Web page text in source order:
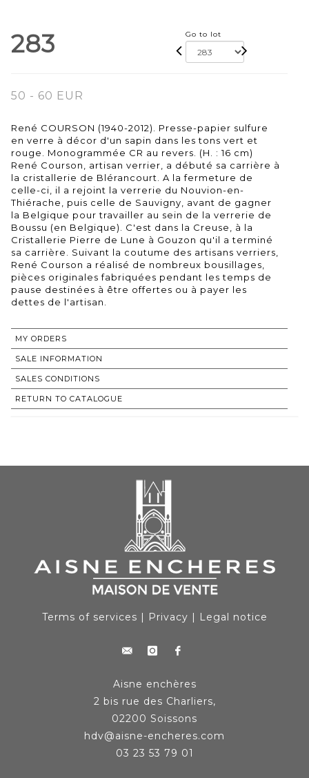
283 Go to lot
50 - 60 EUR
René COURSON (1940-2012). Presse-papier sulfure
en verre à décor d'un sapin dans les tons vert et
rouge. Monogrammée CR au revers. (H. : 16 cm)
René Courson, artisan verrier, a débuté sa carrière à
la cristallerie de Blérancourt. A la fermeture de
celle-ci, il a rejoint la verrerie du Nouvion-en-
Thiérache, puis celle de Sauvigny, avant de gagner
la Belgique pour travailler au sein de la verrerie de
Boussu (en Belgique). C'est dans la Creuse, à la
Cristallerie Pierre de Lune à Gouzon qu'il a terminé
sa carrière. Suivant la coutume des artisans verriers,
René Courson a réalisé de nombreux bousillages,
pièces originales fabriquées pendant les temps de
pause destinées à être offertes ou à payer les
dettes de l'artisan.
MY ORDERS
SALE INFORMATION
SALES CONDITIONS
RETURN TO CATALOGUE
Terms of services | Privacy | Legal notice
Aisne enchères
2 bis rue des Charliers,
02200 Soissons
hdv@aisne-encheres.com
03 23 53 79 01